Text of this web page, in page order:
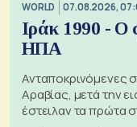
WORLD 07.08.2026,
Ιράκ 1990 - Ο
ΗΠΑ
Ανταποκρινόμενες
Αραβίας, μετά την
έστειλαν τα πρώτα